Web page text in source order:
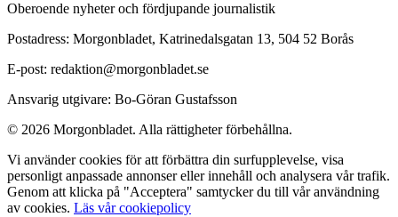
Oberoende nyheter och fördjupande journalistik
Postadress: Morgonbladet, Katrinedalsgatan 13, 504 52 Borås
E-post: redaktion@morgonbladet.se
Ansvarig utgivare: Bo-Göran Gustafsson
© 2026 Morgonbladet. Alla rättigheter förbehållna.
Vi använder cookies för att förbättra din surfupplevelse, visa
personligt anpassade annonser eller innehåll och analysera vår trafik.
Genom att klicka på "Acceptera" samtycker du till vår användning
av cookies. Läs vår cookiepolicy